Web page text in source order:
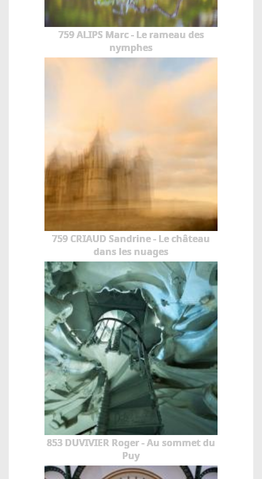
759 ALIPS Marc - Le rameau des
nymphes
759 CRIAUD Sandrine - Le château
dans les nuages
853 DUVIVIER Roger - Au sommet du
Puy